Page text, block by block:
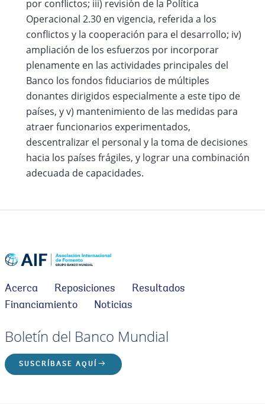
por conflictos; iii) revisión de la Política
Operacional 2.30 en vigencia, referida a los
conflictos y la cooperación para el desarrollo; iv)
ampliación de los esfuerzos por incorporar
plenamente en las actividades principales del
Banco los fondos fiduciarios de múltiples
donantes dirigidos especialmente a este tipo de
países, y v) mantenimiento de las medidas para
atraer funcionarios experimentados,
descentralizar el personal y la toma de decisiones
hacia los países frágiles, y lograr una combinación
adecuada de capacidades.
Acerca Reposiciones
Resultados
Financiamiento
Noticias
Boletín del Banco Mundial
SUSCRÍBASE AQUÍ